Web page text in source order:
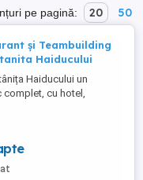
pe pagină: 20 50
și Teambuilding
Haiducului
Haiducului un
cu hotel,
de conferințe și spații
sau teambuilding-
la marginea pădurii,
Confort și
Hotelul Fântânița